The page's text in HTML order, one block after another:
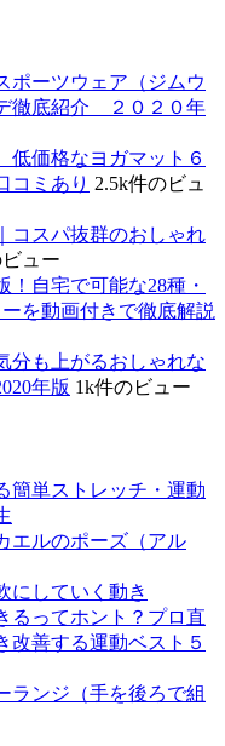
ポーツウェア（ジムウ
徹底紹介 ２０２０年
低価格なヨガマット６
コミあり 2.5k件のビュ
コスパ抜群のおしゃれ
ュー
自宅で可能な28種・
を動画付きで徹底解説
分も上がるおしゃれな
年版 1k件のビュー
簡単ストレッチ・運動
エルのポーズ（アル
にしていく動き
るってホント？プロ直
改善する運動ベスト５
ランジ（手を後ろで組